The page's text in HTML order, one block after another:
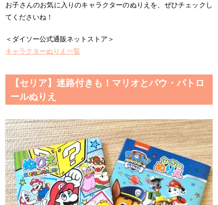
お子さんのお気に入りのキャラクターのぬりえを、ぜひチェックし
てくださいね！
＜ダイソー公式通販ネットストア＞
キャラクターぬりえ一覧
【セリア】迷路付きも！マリオとパウ・パトロ
ールぬりえ